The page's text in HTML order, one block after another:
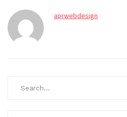
aprwebdesign